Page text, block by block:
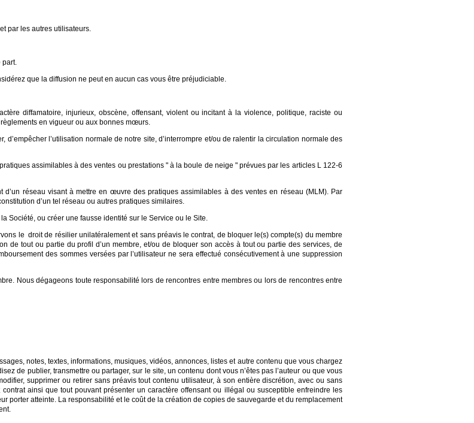
par les autres utilisateurs.
que la diffusion ne peut en aucun cas vous être préjudiciable.
diffamatoire, injurieux, obscène, offensant, violent ou incitant à la violence, politique, raciste ou
en vigueur ou aux bonnes mœurs.
l’utilisation normale de notre site, d’interrompre et/ou de ralentir la circulation normale des
assimilables à des ventes ou prestations " à la boule de neige " prévues par les articles L 122-6
réseau visant à mettre en œuvre des pratiques assimilables à des ventes en réseau (MLM). Par
d’un tel réseau ou autres pratiques similaires.
Société, ou créer une fausse identité sur le Service ou le Site.
le droit de résilier unilatéralement et sans préavis le contrat, de bloquer le(s) compte(s) du membre
de tout ou partie du profil d’un membre, et/ou de bloquer son accès à tout ou partie des services, de
des sommes versées par l’utilisateur ne sera effectué consécutivement à une suppression
Nous dégageons toute responsabilité lors de rencontres entre membres ou lors de rencontres entre
notes, textes, informations, musiques, vidéos, annonces, listes et autre contenu que vous chargez
de publier, transmettre ou partager, sur le site, un contenu dont vous n’êtes pas l’auteur ou que vous
supprimer ou retirer sans préavis tout contenu utilisateur, à son entière discrétion, avec ou sans
ainsi que tout pouvant présenter un caractère offensant ou illégal ou susceptible enfreindre les
porter atteinte. La responsabilité et le coût de la création de copies de sauvegarde et du remplacement